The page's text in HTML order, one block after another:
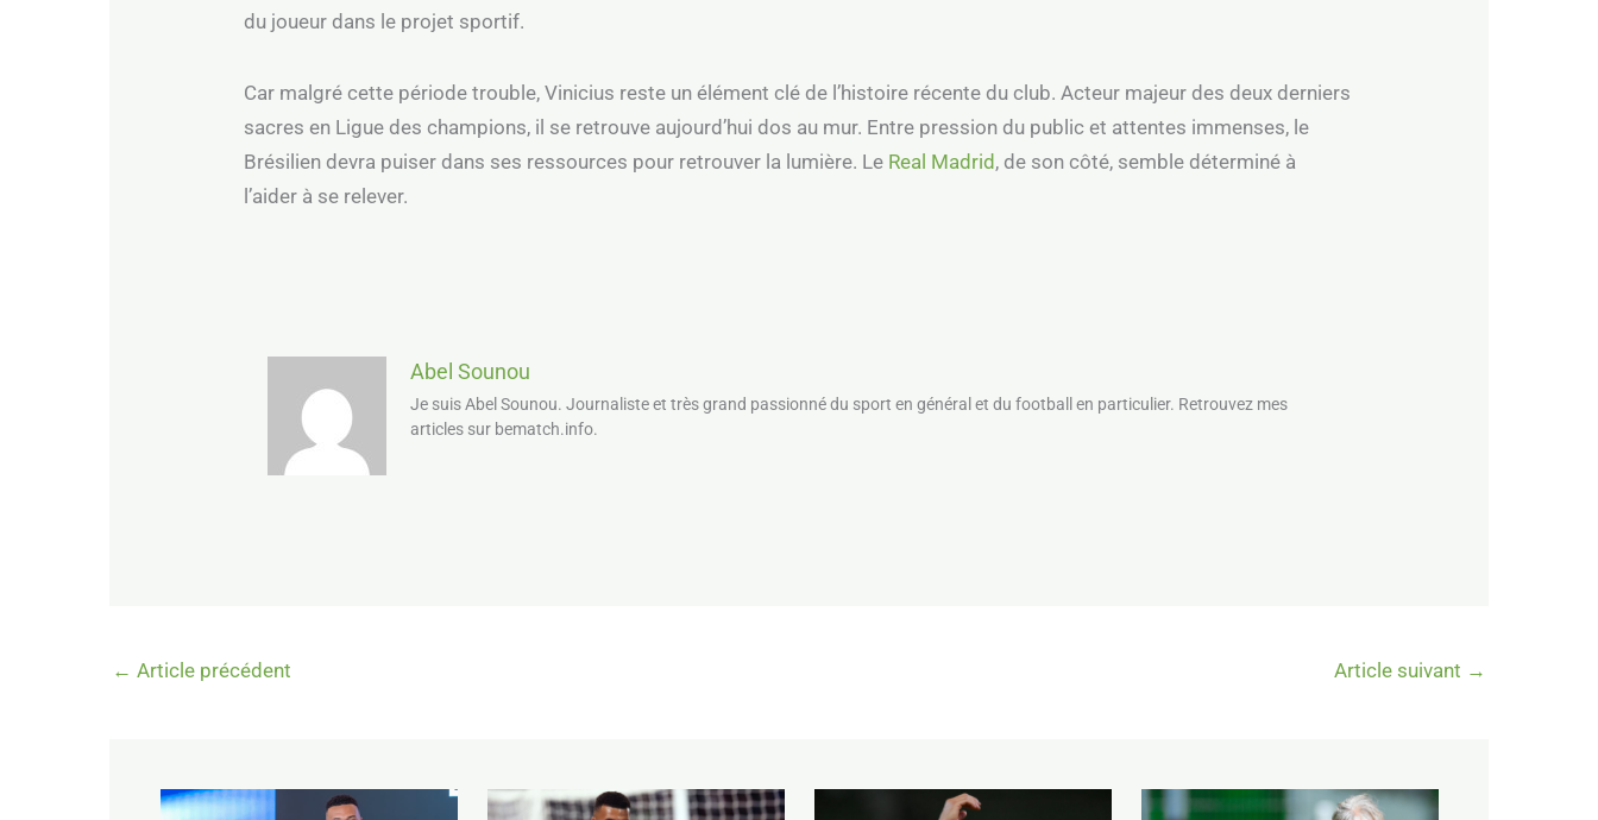
du joueur dans le projet sportif.
Car malgré cette période trouble, Vinicius reste un élément clé de l’histoire récente du club. Acteur majeur des deux derniers
sacres en Ligue des champions, il se retrouve aujourd’hui dos au mur. Entre pression du public et attentes immenses, le
Brésilien devra puiser dans ses ressources pour retrouver la lumière. Le Real Madrid, de son côté, semble déterminé à
l’aider à se relever.
Abel Sounou
Je suis Abel Sounou. Journaliste et très grand passionné du sport en général et du football en particulier. Retrouvez mes
articles sur bematch.info.
← Article précédent Article suivant →